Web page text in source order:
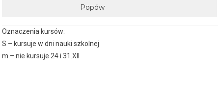
Popów
Oznaczenia kursów:
S – kursuje w dni nauki szkolnej
m – nie kursuje 24 i 31.XII